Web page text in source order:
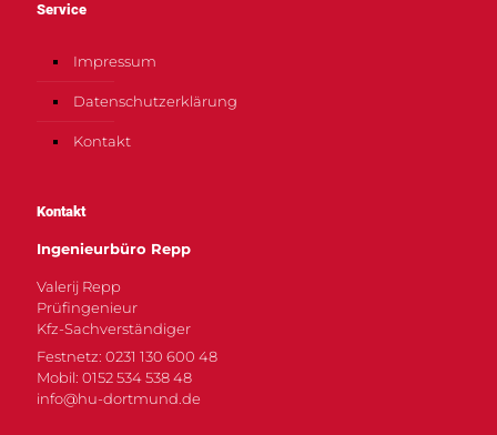
Service
Impressum
Datenschutzerklärung
Kontakt
Kontakt
Ingenieurbüro Repp
Valerij Repp
Prüfingenieur
Kfz-Sachverständiger
Festnetz: 0231 130 600 48
Mobil: 0152 534 538 48
info@hu-dortmund.de